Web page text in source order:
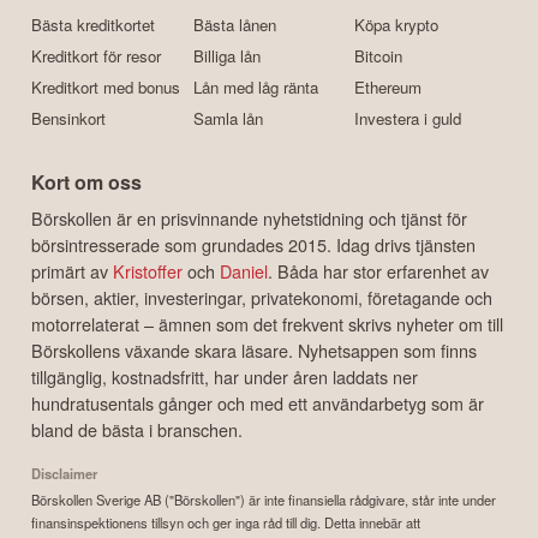
Bästa kreditkortet
Kreditkort för resor
Kreditkort med bonus
Bensinkort
Bästa lånen
Billiga lån
Lån med låg ränta
Samla lån
Köpa krypto
Bitcoin
Ethereum
Investera i guld
Kort om oss
Börskollen är en prisvinnande nyhetstidning och tjänst för
börsintresserade som grundades 2015. Idag drivs tjänsten
primärt av Kristofferoch Daniel. Båda har stor erfarenhet av
börsen, aktier, investeringar, privatekonomi, företagande och
motorrelaterat – ämnen som det frekvent skrivs nyheter om till
Börskollens växande skara läsare. Nyhetsappen som finns
tillgänglig, kostnadsfritt, har under åren laddats ner
hundratusentals gånger och med ett användarbetyg som är
bland de bästa i branschen.
Disclaimer
Börskollen Sverige AB ("Börskollen") är inte finansiella rådgivare, står inte under
finansinspektionens tillsyn och ger inga råd till dig. Detta innebär att